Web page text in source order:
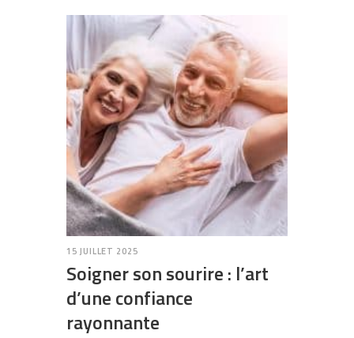
15 JUILLET 2025
Soigner son sourire : l’art
d’une confiance
rayonnante